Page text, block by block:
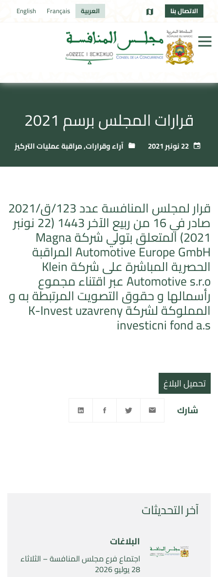
الاتصال بنا العربية Français
English
قرارات المجلس برسم 2021
22 نونبر 2021 آراء وقرارات,مراقبة عمليات التركيز
آخر التحديثات
البلاغات
اجتماع فرع مجلس المنافسة – الثلاثاء
28 يوليو 2026
قرار لمجلس المنافسة عدد 123/ق/2021
صادر في 16 من ربيع الآخر 1443 (22 نونبر
2021) المتعلق بتولي شركة Magna
Automotive Europe GmbH المراقبة
الحصرية المباشرة على شركة Klein
Automotive s.r.o عبر اقتناء مجموع
رأسمالها و حقوق التصويت المرتبطة به و
المملوكة لشركة K-Invest uzavreny
investicni fond a.s
تحميل البلاغ
شارك